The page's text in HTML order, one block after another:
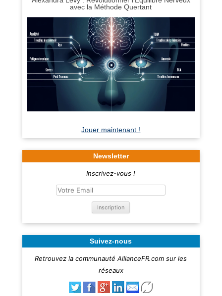
avec la Méthode Quertant
Jouer maintenant !
Newsletter
Inscrivez-vous !
Suivez-nous
Retrouvez la communauté AllianceFR.com sur les
réseaux